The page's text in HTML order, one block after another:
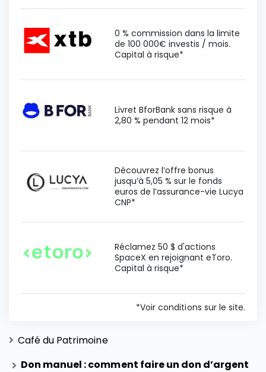
0 % commission dans la limite
de 100 000€ investis / mois.
Capital à risque*
Livret BforBank sans risque à
2,80 % pendant 12 mois*
Découvrez l’offre bonus
jusqu’à 5,05 % sur le fonds
euros de l’assurance-vie Lucya
CNP*
Réclamez 50 $ d'actions
SpaceX en rejoignant eToro.
Capital à risque*
*Voir conditions sur le site.
Café du Patrimoine
Don manuel : comment faire un don d’argent